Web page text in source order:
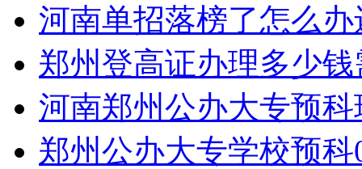
河南单招落榜了怎么
郑州登高证办理多少
河南郑州公办大专预
郑州公办大专学校预